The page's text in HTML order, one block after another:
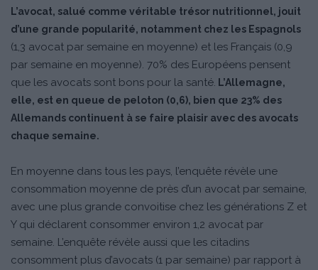
L’avocat, salué comme véritable trésor nutritionnel, jouit
d’une grande popularité, notamment chez les Espagnols
(1,3 avocat par semaine en moyenne) et les Français (0,9
par semaine en moyenne). 70% des Européens pensent
que les avocats sont bons pour la santé. L’Allemagne,
elle, est en queue de peloton (0,6), bien que 23% des
Allemands continuent à se faire plaisir avec des avocats
chaque semaine.
En moyenne dans tous les pays, l’enquête révèle une
consommation moyenne de près d’un avocat par semaine,
avec une plus grande convoitise chez les générations Z et
Y qui déclarent consommer environ 1,2 avocat par
semaine. L’enquête révèle aussi que les citadins
consomment plus d’avocats (1 par semaine) par rapport à